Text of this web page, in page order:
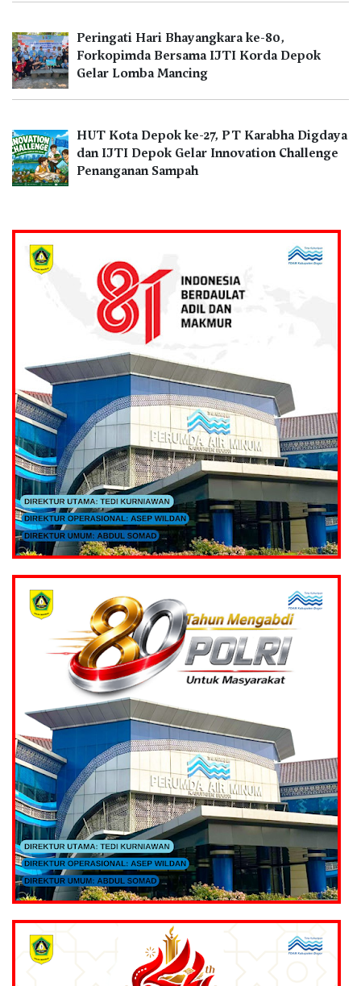
Peringati Hari Bhayangkara ke-80,
Forkopimda Bersama IJTI Korda Depok
Gelar Lomba Mancing
HUT Kota Depok ke-27, PT Karabha Digdaya
dan IJTI Depok Gelar Innovation Challenge
Penanganan Sampah